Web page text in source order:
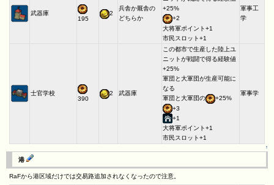
武器庫
195
2
兵舎か厩舎の
どちらか
+25%
+2
大将軍ポイント+1
市民スロット+1
軍事工
学
士官学校
390
2 武器庫
この都市で生産した陸上ユ
ニットが戦闘で得る経験値
+25%
軍団と大軍団が生産可能に
なる
軍団と大軍団の
+25%
+3
+1
大将軍ポイント+1
市民スロット+1
軍事学
↑
港
RaFから港区域だけでは交易路追加されなくなったので注意。